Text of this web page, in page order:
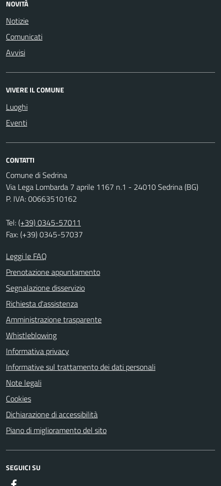
NOVITÀ
Notizie
Comunicati
Avvisi
VIVERE IL COMUNE
Luoghi
Eventi
CONTATTI
Comune di Sedrina
Via Lega Lombarda 7 aprile 1167 n.1 - 24010 Sedrina (BG)
P. IVA: 00663510162
Tel:(+39) 0345-57011
Fax: (+39) 0345-57037
Leggi le FAQ
Prenotazione appuntamento
Segnalazione disservizio
Richiesta d'assistenza
Amministrazione trasparente
Whistleblowing
Informativa privacy
Informative sul trattamento dei dati personali
Note legali
Cookies
Dichiarazione di accessibilità
Piano di miglioramento del sito
SEGUICI SU